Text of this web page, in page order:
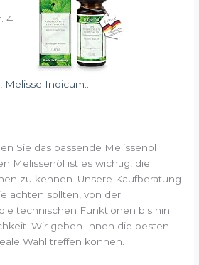
4
Indicum...
Sie das passende Melissenöl
Melissenöl ist es wichtig, die
zu kennen. Unsere Kaufberatung
achten sollten, von der
technischen Funktionen bis hin
Wir geben Ihnen die besten
Wahl treffen können.